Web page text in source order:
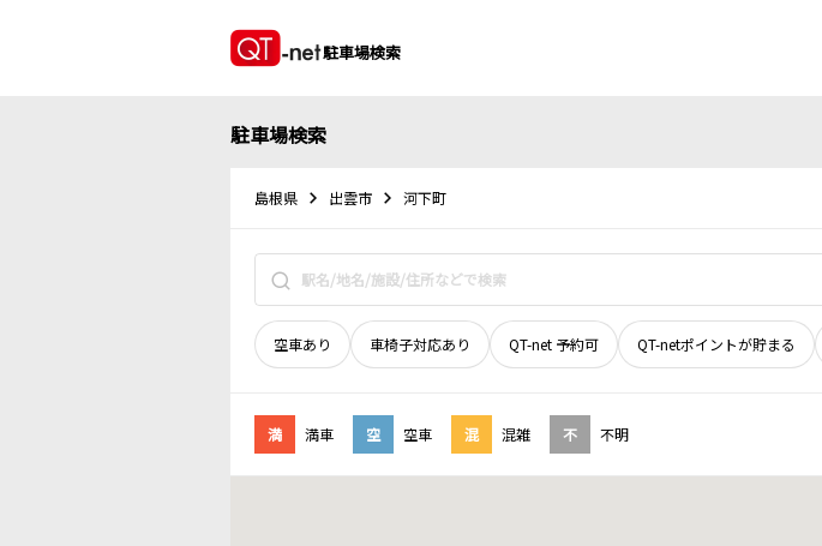
駐車場検索
駐車場検索
島根県 出雲市 河下町
空車あり 車椅子対応あり QT-net 予約可 QT-netポイントが貯まる
満 満車 空 空車 混 混雑 不 不明